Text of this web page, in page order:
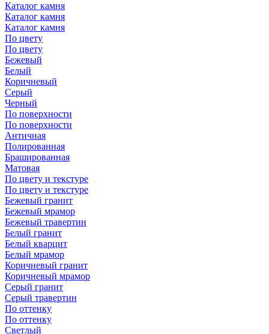
Каталог камня
Каталог камня
Каталог камня
По цвету
По цвету
Бежевый
Белый
Коричневый
Серый
Черный
По поверхности
По поверхности
Античная
Полированная
Брашированная
Матовая
По цвету и текстуре
По цвету и текстуре
Бежевый гранит
Бежевый мрамор
Бежевый травертин
Белый гранит
Белый кварцит
Белый мрамор
Коричневый гранит
Коричневый мрамор
Серый гранит
Серый травертин
По оттенку
По оттенку
Светлый